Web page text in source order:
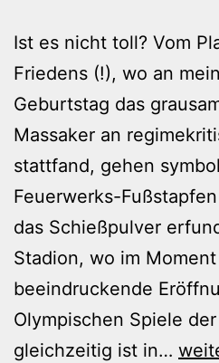
Ist es nicht toll? Vom
Friedens (!), wo an
Geburtstag das
Massaker an
stattfand, gehen
Feuerwerks-
das Schießpulver
Stadion, wo im
beeindruckende
Olympischen Spiele
gleichzeitig ist in…